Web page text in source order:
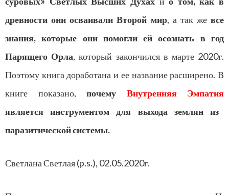
древности они осваивали Второй мир, а так же все
знания, которые они помогли ей осознать в год
Парящего Орла, который закончился в марте 2020г.
Поэтому книга доработана и ее название расширено. В
книге показано, почему Внутренняя Эмпатия
является инструментом для выхода землян из
паразитической системы.
Светлана Светлая (p.s.), 02.05.2020г.